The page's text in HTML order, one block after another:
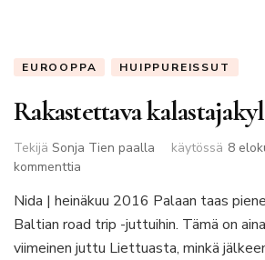
EUROOPPA HUIPPUREISSUT
Rakastettava
Tekijä Sonja Tien paalla käytössä 8
kommenttia
kalastajakylä
Nida
Nida | heinäkuu 2016 Palaan taas
Baltian road trip -juttuihin. Tämä on
viimeinen juttu Liettuasta, minkä